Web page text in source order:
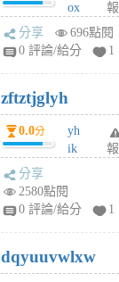
前
ox
rh
pe
月
前
報
分享
696點閱
0 評論/給分
1
zftztjglyh
0.0分
yh
ik
tu
6
個
報
分享
2580點閱
0 評論/給分
1
dqyuuvwlxw